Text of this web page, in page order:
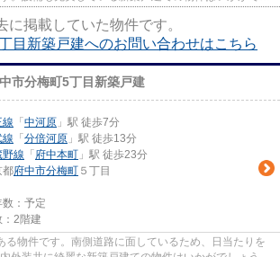
に掲載していた物件です。
目新築戸建へのお問い合わせはこちら
市分梅町5丁目新築戸建
線 「 中河原 」駅 徒歩7分
線 「 分倍河原 」駅 徒歩13分
野線 「 府中本町 」駅 徒歩23分
都府中市分梅町 ５丁目
数：予定
：2階建
る物件です。南側道路に面しているため、日当たりを